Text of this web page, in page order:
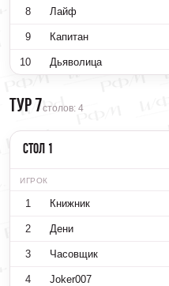
8 Лайф
9 Капитан
10 Дьяволица
Тур 7столов: 4
Стол 1
ИГРОК
1 Книжник
2 Дени
3 Часовщик
4 Joker007